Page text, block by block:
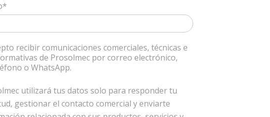
recibir comunicaciones comerciales, técnicas e
de Prosolmec por correo electrónico,
o WhatsApp.
utilizará tus datos solo para responder tu
gestionar el contacto comercial y enviarte